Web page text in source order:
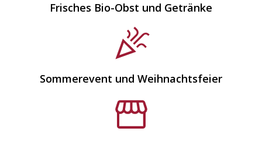
Frisches Bio-Obst und Getränke
Sommerevent und Weihnachtsfeier